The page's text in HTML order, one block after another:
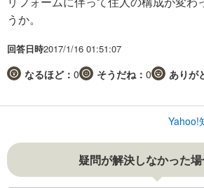
うか。
回答日時2017/1/16 01:51:07
なるほど： 0 そうだね： 0 ありが
Yahoo!
疑問が解決しなかった